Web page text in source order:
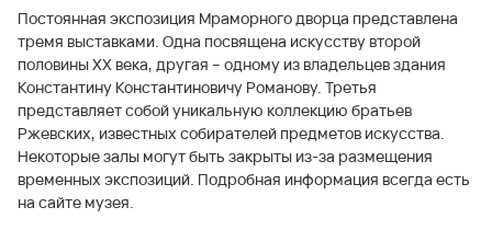
Постоянная экспозиция Мраморного дворца представлена
тремя выставками. Одна посвящена искусству второй
половины XX века, другая – одному из владельцев здания
Константину Константиновичу Романову. Третья
представляет собой уникальную коллекцию братьев
Ржевских, известных собирателей предметов искусства.
Некоторые залы могут быть закрыты из-за размещения
временных экспозиций. Подробная информация всегда есть
на сайте музея.